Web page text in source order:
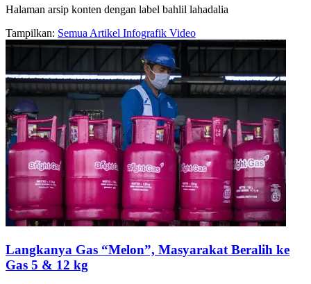
Halaman arsip konten dengan label bahlil lahadalia
Tampilkan: Semua Artikel Infografik Video
Langkanya Gas “Melon”, Masyarakat Beralih ke
Gas 5 & 12 kg